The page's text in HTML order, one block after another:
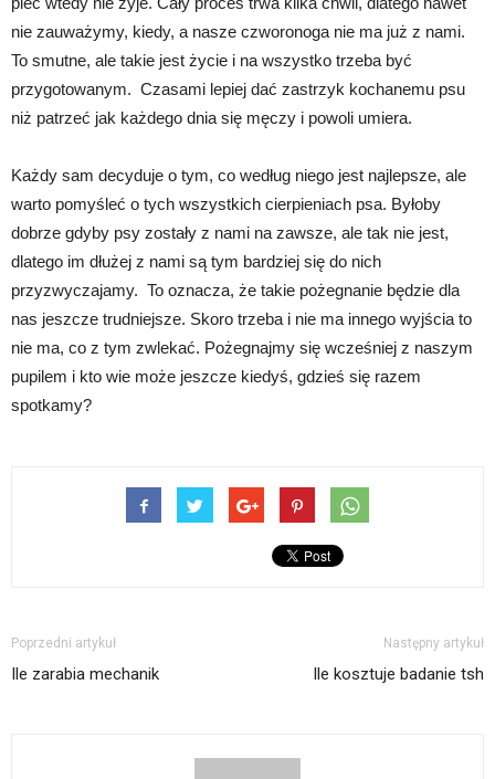
nie zauważymy, kiedy, a nasze czworonoga nie ma już z nami.
To smutne, ale takie jest życie i na wszystko trzeba być
przygotowanym. Czasami lepiej dać zastrzyk kochanemu psu
niż patrzeć jak każdego dnia się męczy i powoli umiera.
Każdy sam decyduje o tym, co według niego jest najlepsze, ale
warto pomyśleć o tych wszystkich cierpieniach psa. Byłoby
dobrze gdyby psy zostały z nami na zawsze, ale tak nie jest,
dlatego im dłużej z nami są tym bardziej się do nich
przyzwyczajamy. To oznacza, że takie pożegnanie będzie dla
nas jeszcze trudniejsze. Skoro trzeba i nie ma innego wyjścia to
nie ma, co z tym zwlekać. Pożegnajmy się wcześniej z naszym
pupilem i kto wie może jeszcze kiedyś, gdzieś się razem
spotkamy?
Poprzedni artykuł
Ile zarabia mechanik
Następny artykuł
Ile kosztuje badanie tsh